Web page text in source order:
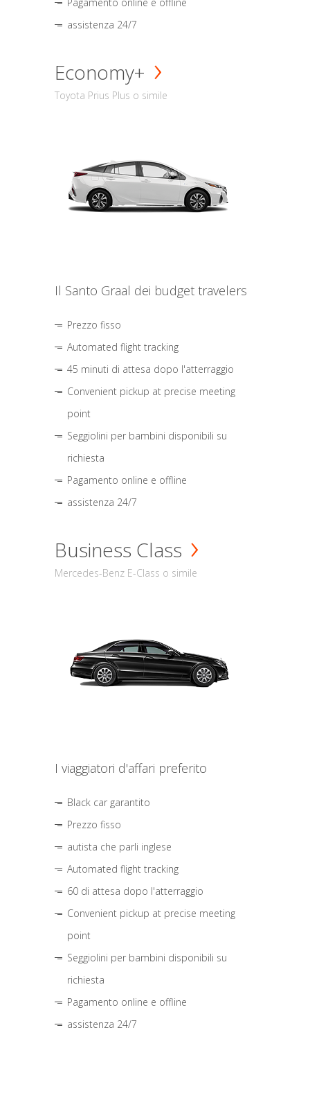
assistenza 24/7
Economy+
Toyota Prius Plus o simile
Il Santo Graal dei budget travelers
Prezzo fisso
Automated flight tracking
45 minuti di attesa dopo l'atterraggio
Convenient pickup at precise meeting
point
Seggiolini per bambini disponibili su
richiesta
Pagamento online e offline
assistenza 24/7
Business Class
Mercedes-Benz E-Class o simile
I viaggiatori d'affari preferito
Black car garantito
Prezzo fisso
autista che parli inglese
Automated flight tracking
60 di attesa dopo l'atterraggio
Convenient pickup at precise meeting
point
Seggiolini per bambini disponibili su
richiesta
Pagamento online e offline
assistenza 24/7